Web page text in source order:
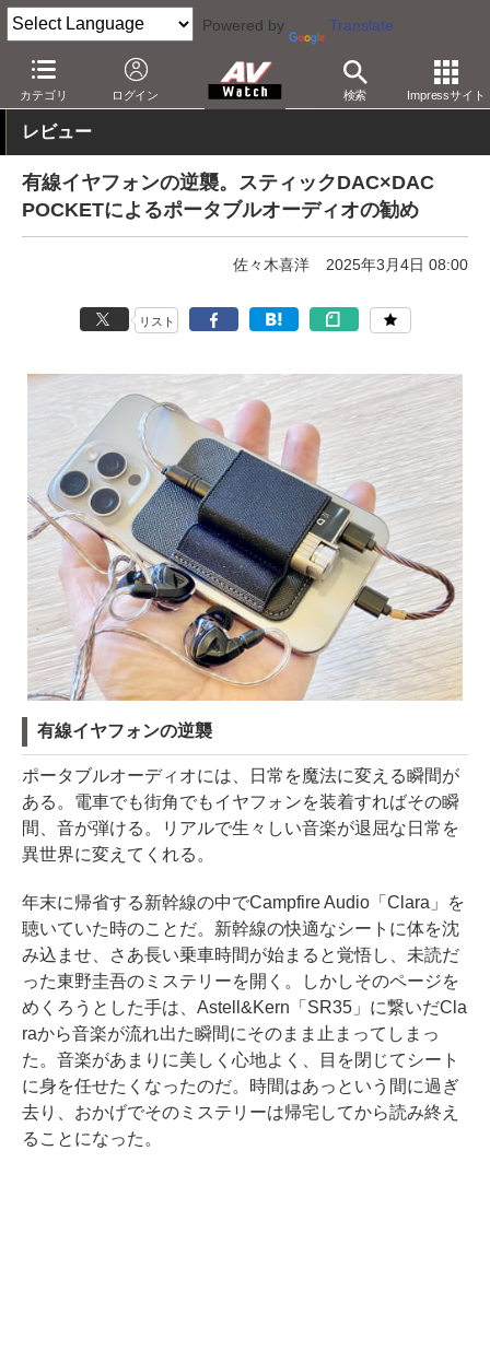
Powered by Translate
カテゴリ ログイン 検索 Impressサイト
AV Watch 製品 オーディオアクセサリ
レビュー
有線イヤフォンの逆襲。スティックDAC×DAC
POCKETによるポータブルオーディオの勧め
佐々木喜洋 2025年3月4日 08:00
リスト
有線イヤフォンの逆襲
ポータブルオーディオには、日常を魔法に変える瞬間が
ある。電車でも街角でもイヤフォンを装着すればその瞬
間、音が弾ける。リアルで生々しい音楽が退屈な日常を
異世界に変えてくれる。
年末に帰省する新幹線の中でCampfire Audio「Clara」を
聴いていた時のことだ。新幹線の快適なシートに体を沈
み込ませ、さあ長い乗車時間が始まると覚悟し、未読だ
った東野圭吾のミステリーを開く。しかしそのページを
めくろうとした手は、Astell&Kern「SR35」に繋いだCla
raから音楽が流れ出た瞬間にそのまま止まってしまっ
た。音楽があまりに美しく心地よく、目を閉じてシート
に身を任せたくなったのだ。時間はあっという間に過ぎ
去り、おかげでそのミステリーは帰宅してから読み終え
ることになった。